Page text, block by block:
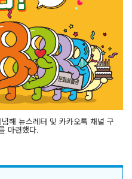
해 뉴스레터 및 카카오톡 채널 구
마련했다.